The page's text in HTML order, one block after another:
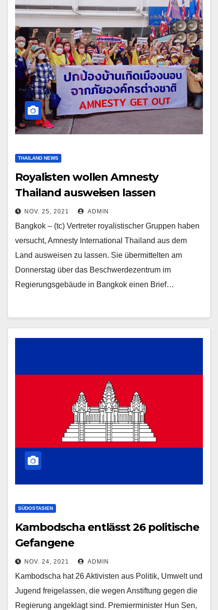
THAILAND NEWS
Royalisten wollen Amnesty
Thailand ausweisen lassen
NOV. 25, 2021 ADMIN
Bangkok – (tc) Vertreter royalistischer Gruppen haben
versucht, Amnesty International Thailand aus dem
Land ausweisen zu lassen. Sie übermittelten am
Donnerstag über das Beschwerdezentrum im
Regierungsgebäude in Bangkok einen Brief…
SÜDOSTASIEN
Kambodscha entlässt 26 politische
Gefangene
NOV. 24, 2021 ADMIN
Kambodscha hat 26 Aktivisten aus Politik, Umwelt und
Jugend freigelassen, die wegen Anstiftung gegen die
Regierung angeklagt sind. Premierminister Hun Sen,